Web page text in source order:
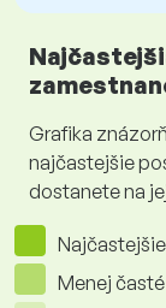
Grafika
najčastejšie
dostanete na
Menej